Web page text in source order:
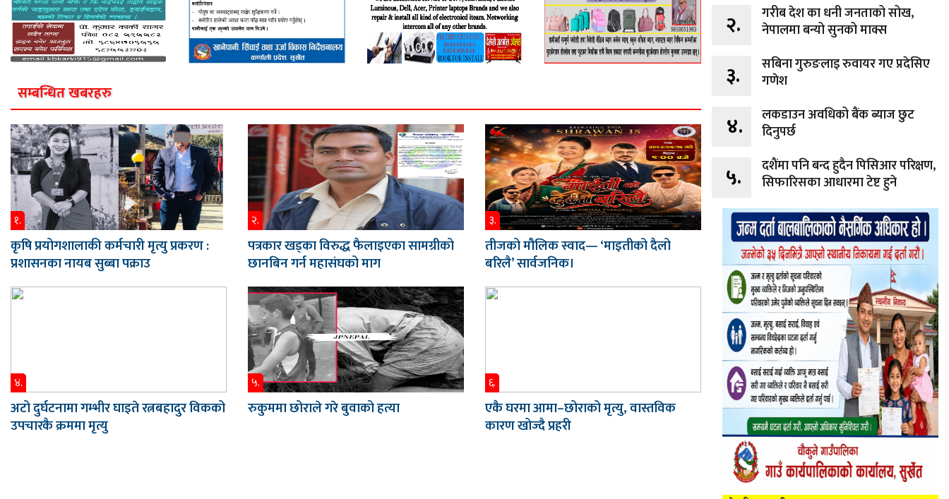
सम्बन्धित खबरहरु
१.
कृषि प्रयोगशालाकी कर्मचारी मृत्यु प्रकरण :
प्रशासनका नायब सुब्बा पक्राउ
२.
पत्रकार खड्का विरुद्ध फैलाइएका सामग्रीको
छानबिन गर्न महासंघको माग
३.
तीजको मौलिक स्वाद— ‘माइतीको दैलो
बरिलै’ सार्वजनिक।
४.
अटो दुर्घटनामा गम्भीर घाइते रत्नबहादुर विकको
उपचारकै क्रममा मृत्यु
५.
रुकुममा छोराले गरे बुवाको हत्या
६.
एकै घरमा आमा–छोराको मृत्यु, वास्तविक
कारण खोज्दै प्रहरी
२.
गरीब देश का धनी जनताको सोख,
नेपालमा बन्यो सुनको माक्स
३.
सबिना गुरुङलाइ रुवायर गए प्रदेसिए
गणेश
४.
लकडाउन अवधिको बैंक ब्याज छुट
दिनुपर्छ
५.
दशैंमा पनि बन्द हुदैन पिसिआर परिक्षण,
सिफारिसका आधारमा टेष्ट हुने